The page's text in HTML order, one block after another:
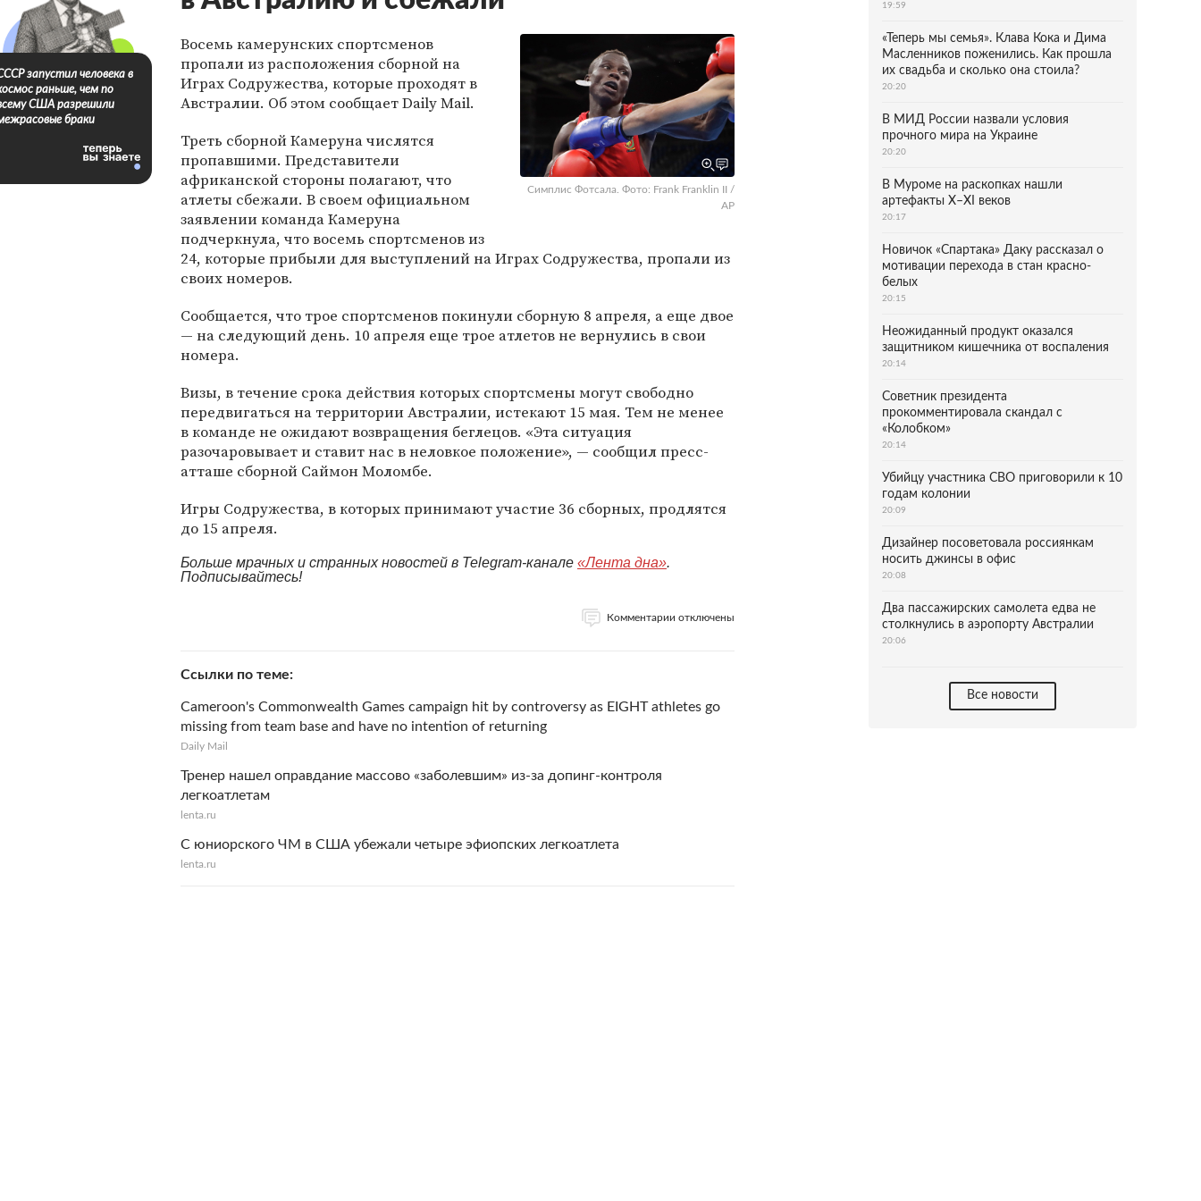
Симплис Фотсала. Фото: Frank Franklin II /
AP
Восемь камерунских спортсменов
пропали из расположения сборной на
Играх Содружества, которые проходят в
Австралии. Об этом сообщает Daily Mail.
Треть сборной Камеруна числятся
пропавшими. Представители
африканской стороны полагают, что
атлеты сбежали. В своем официальном
заявлении команда Камеруна
подчеркнула, что восемь спортсменов из
24, которые прибыли для выступлений на Играх Содружества, пропали из
своих номеров.
Сообщается, что трое спортсменов покинули сборную 8 апреля, а еще двое
— на следующий день. 10 апреля еще трое атлетов не вернулись в свои
номера.
Визы, в течение срока действия которых спортсмены могут свободно
передвигаться на территории Австралии, истекают 15 мая. Тем не менее
в команде не ожидают возвращения беглецов. «Эта ситуация
разочаровывает и ставит нас в неловкое положение», — сообщил пресс-
атташе сборной Саймон Моломбе.
Игры Содружества, в которых принимают участие 36 сборных, продлятся
до 15 апреля.
Больше мрачных и странных новостей в Telegram-канале «Лента дна».
Подписывайтесь!
Комментарии отключены
Ссылки по теме
Cameroon's Commonwealth Games campaign hit by controversy as EIGHT athletes go
missing from team base and have no intention of returning
Daily Mail
Тренер нашел оправдание массово «заболевшим» из-за допинг-контроля
легкоатлетам
lenta.ru
С юниорского ЧМ в США убежали четыре эфиопских легкоатлета
lenta.ru
запустил человека в
раньше, чем по
США разрешили
браки
19:59
«Теперь мы семья». Клава Кока и Дима
Масленников поженились. Как прошла
их свадьба и сколько она стоила?
20:20
В МИД России назвали условия
прочного мира на Украине
20:20
В Муроме на раскопках нашли
артефакты X–XI веков
20:17
Новичок «Спартака» Даку рассказал о
мотивации перехода в стан красно-
белых
20:15
Неожиданный продукт оказался
защитником кишечника от воспаления
20:14
Советник президента
прокомментировала скандал с
«Колобком»
20:14
Убийцу участника СВО приговорили к 10
годам колонии
20:09
Дизайнер посоветовала россиянкам
носить джинсы в офис
20:08
Два пассажирских самолета едва не
столкнулись в аэропорту Австралии
20:06
Все новости